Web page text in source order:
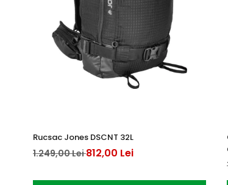
Rucsac Jones DSCNT 32L
1.249,00 Lei812,00 Lei